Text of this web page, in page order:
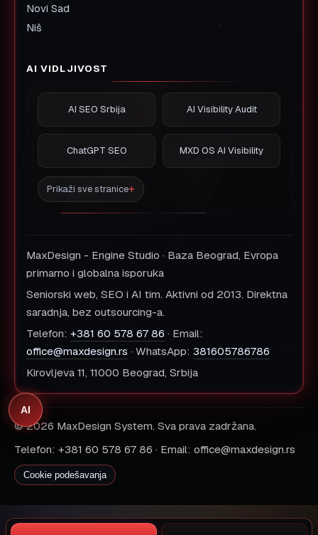
Novi Sad
Niš
AI VIDLJIVOST
AI SEO Srbija AI Visibility Audit
ChatGPT SEO MXD OS AI Visibility
Prikaži sve stranice
MaxDesign - Engine Studio · Baza Beograd, Evropa
primarno i globalna isporuka
Seniorski web, SEO i AI tim. Aktivni od 2013. Direktna
saradnja, bez outsourcing-a.
Telefon: +381 60 578 67 86 · Email:
office@maxdesign.rs · WhatsApp: 381605786786
Kirovljeva 11, 11000 Beograd, Srbija
© 2026 MaxDesign System. Sva prava zadržana.
Telefon: +381 60 578 67 86 · Email: office@maxdesign.rs
Cookie podešavanja
AI